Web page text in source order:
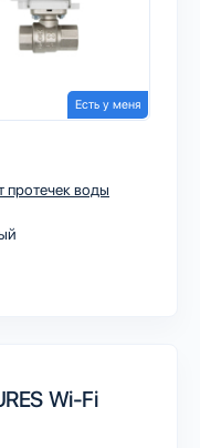
Есть у меня
воды
Wi-Fi